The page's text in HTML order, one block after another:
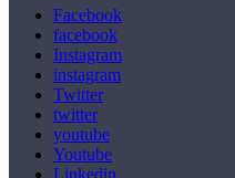
Facebook
facebook
Instagram
instagram
Twitter
twitter
youtube
Youtube
Linkedin